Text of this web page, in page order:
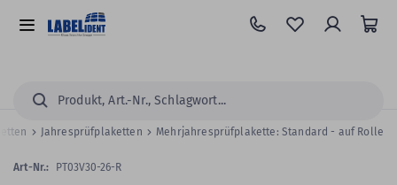
Hauptinhalt
springen
Alle
Suchen...
Jahresprüfplaketten Mehrjahresprüfplakette: Standard - auf Rolle
Art-Nr.: PT03V30-26-R